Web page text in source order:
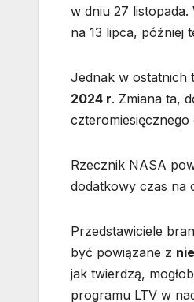
w dniu 27 listopada.
na 13 lipca, później
Jednak w ostatnich
2024 r. Zmiana ta,
czteromiesięcznego
Rzecznik NASA
dodatkowy czas na
Przedstawiciele
być powiązane z
jak twierdzą,
programu LTV w